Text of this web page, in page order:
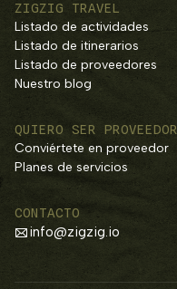
ZIGZIG TRAVEL
Listado de actividades
Listado de itinerarios
Listado de proveedores
Nuestro blog
QUIERO SER PROVEEDOR
Conviértete en proveedor
Planes de servicios
CONTACTO
info@zigzig.io